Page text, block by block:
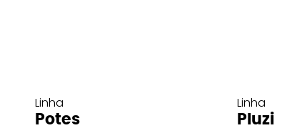
Linha
Potes
Linha
Pluzi